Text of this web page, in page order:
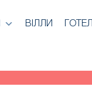
ВІЛЛИ ГОТЕЛІ